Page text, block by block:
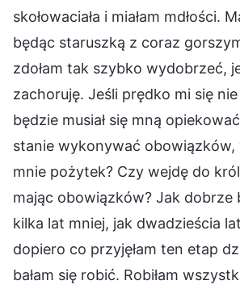
skołowaciała i miałam mdłości.
będąc staruszką z coraz
zdołam tak szybko wydobrzeć,
zachoruję. Jeśli prędko mi się
będzie musiał się mną
stanie wykonywać obowiązków,
mnie pożytek? Czy wejdę do
mając obowiązków? Jak dobrze
kilka lat mniej, jak dwadzieścia
dopiero co przyjęłam ten etap
bałam się robić. Robiłam